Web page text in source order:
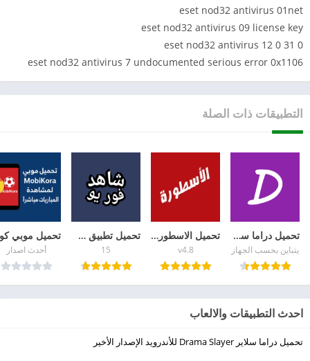
eset nod32 antivirus 01net
eset nod32 antivirus 09 license key
eset nod32 antivirus 12 0 31 0
eset nod32 antivirus 7 undocumented serious error 0x1106
التطبيقات ذات الصلة
تحميل دراما سلاير Drama Slayer للأندرويد الإصدار الأخير
يتباين بحسب الجهاز
تحميل الاسطورة تيفي 2026 دليل شامل لتنزيل Ostora TV APK
v4.8
تحميل تطبيق شاهد فور يو Shahid4U APK برابط مباشر
15 أحدث اصدار
احدث التطبيقات والالعاب
تحميل دراما سلاير Drama Slayer للأندرويد الإصدار الأخير